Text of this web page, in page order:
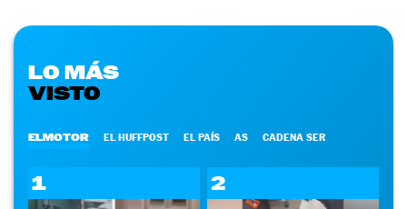
LO MÁS
VISTO
ELMOTOR EL HUFFPOST EL PAÍS AS CADENA SER
1 2